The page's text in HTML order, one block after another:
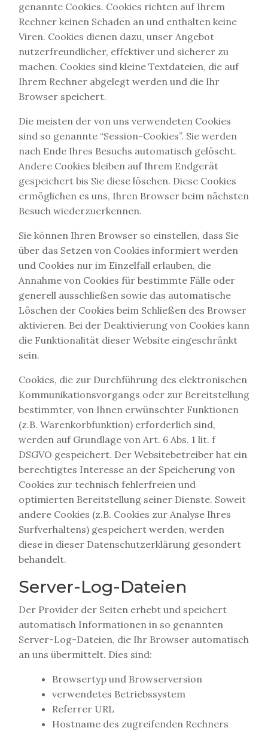
genannte Cookies. Cookies richten auf Ihrem
Rechner keinen Schaden an und enthalten keine
Viren. Cookies dienen dazu, unser Angebot
nutzerfreundlicher, effektiver und sicherer zu
machen. Cookies sind kleine Textdateien, die auf
Ihrem Rechner abgelegt werden und die Ihr
Browser speichert.
Die meisten der von uns verwendeten Cookies
sind so genannte “Session-Cookies”. Sie werden
nach Ende Ihres Besuchs automatisch gelöscht.
Andere Cookies bleiben auf Ihrem Endgerät
gespeichert bis Sie diese löschen. Diese Cookies
ermöglichen es uns, Ihren Browser beim nächsten
Besuch wiederzuerkennen.
Sie können Ihren Browser so einstellen, dass Sie
über das Setzen von Cookies informiert werden
und Cookies nur im Einzelfall erlauben, die
Annahme von Cookies für bestimmte Fälle oder
generell ausschließen sowie das automatische
Löschen der Cookies beim Schließen des Browser
aktivieren. Bei der Deaktivierung von Cookies kann
die Funktionalität dieser Website eingeschränkt
sein.
Cookies, die zur Durchführung des elektronischen
Kommunikationsvorgangs oder zur Bereitstellung
bestimmter, von Ihnen erwünschter Funktionen
(z.B. Warenkorbfunktion) erforderlich sind,
werden auf Grundlage von Art. 6 Abs. 1 lit. f
DSGVO gespeichert. Der Websitebetreiber hat ein
berechtigtes Interesse an der Speicherung von
Cookies zur technisch fehlerfreien und
optimierten Bereitstellung seiner Dienste. Soweit
andere Cookies (z.B. Cookies zur Analyse Ihres
Surfverhaltens) gespeichert werden, werden
diese in dieser Datenschutzerklärung gesondert
behandelt.
Server-Log-Dateien
Der Provider der Seiten erhebt und speichert
automatisch Informationen in so genannten
Server-Log-Dateien, die Ihr Browser automatisch
an uns übermittelt. Dies sind:
Browsertyp und Browserversion
verwendetes Betriebssystem
Referrer URL
Hostname des zugreifenden Rechners